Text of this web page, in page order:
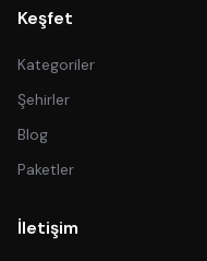
Keşfet
Kategoriler
Şehirler
Blog
Paketler
İletişim